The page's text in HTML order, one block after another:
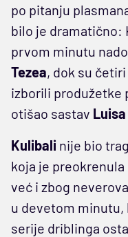
po pitanju
bilo je dramatično:
prvom minutu
Tezea, dok su
izborili produžetke
otišao sastav Luisa
Kulibali nije bio
koja je
već i zbog
u devetom minutu,
serije driblinga